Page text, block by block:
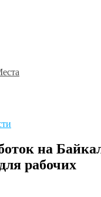
на
рабочих